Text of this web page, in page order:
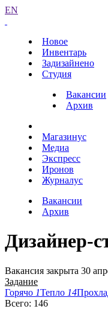
EN
Новое
Инвентарь
Задизайнено
Студия
Вакансии
Архив
Магазинус
Медиа
Экспресс
Иронов
Журналус
Вакансии
Архив
Дизайнер-
Вакансия закрыта 30
Задание
Горячо 1Тепло 14
Всего: 146